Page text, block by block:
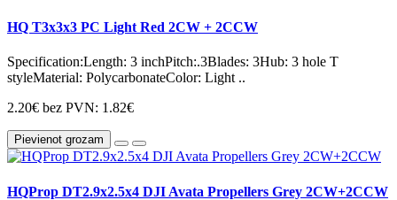
HQ T3x3x3 PC Light Red 2CW + 2CCW
Specification:Length: 3 inchPitch:.3Blades: 3Hub: 3 hole T
styleMaterial: PolycarbonateColor: Light ..
2.20€ bez PVN: 1.82€
Pievienot grozam
HQProp DT2.9x2.5x4 DJI Avata Propellers Grey 2CW+2CCW